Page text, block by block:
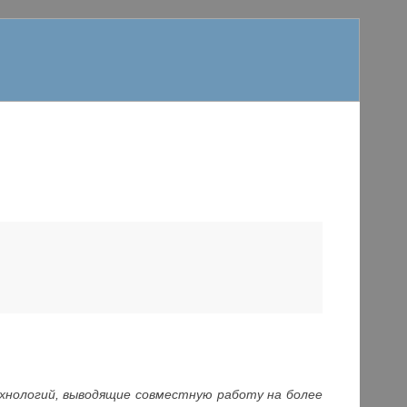
выводящие совместную работу на более